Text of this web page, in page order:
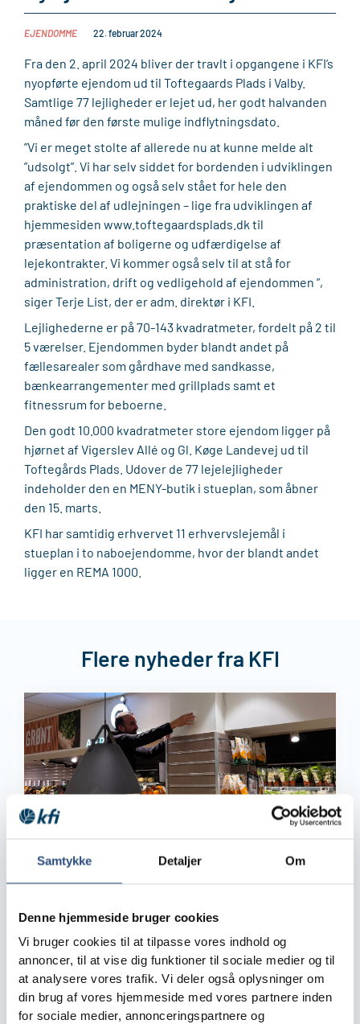
Samtykke Detaljer Om
Denne hjemmeside bruger cookies
Vi bruger cookies til at tilpasse vores indhold og
annoncer, til at vise dig funktioner til sociale medier og til
at analysere vores trafik. Vi deler også oplysninger om
din brug af vores hjemmeside med vores partnere inden
for sociale medier, annonceringspartnere og
EJENDOMME 22. februar 2024
Fra den 2. april 2024 bliver der travlt i opgangene i KFI’s
nyopførte ejendom ud til Toftegaards Plads i Valby.
Samtlige 77 lejligheder er lejet ud, her godt halvanden
måned før den første mulige indflytningsdato.
”Vi er meget stolte af allerede nu at kunne melde alt
”udsolgt”. Vi har selv siddet for bordenden i udviklingen
af ejendommen og også selv stået for hele den
praktiske del af udlejningen – lige fra udviklingen af
hjemmesiden www.toftegaardsplads.dk til
præsentation af boligerne og udfærdigelse af
lejekontrakter. Vi kommer også selv til at stå for
administration, drift og vedligehold af ejendommen ”,
siger Terje List, der er adm. direktør i KFI.
Lejlighederne er på 70-143 kvadratmeter, fordelt på 2 til
5 værelser. Ejendommen byder blandt andet på
fællesarealer som gårdhave med sandkasse,
bænkearrangementer med grillplads samt et
fitnessrum for beboerne.
Den godt 10.000 kvadratmeter store ejendom ligger på
hjørnet af Vigerslev Allé og Gl. Køge Landevej ud til
Toftegårds Plads. Udover de 77 lejelejligheder
indeholder den en MENY-butik i stueplan, som åbner
den 15. marts.
KFI har samtidig erhvervet 11 erhvervslejemål i
stueplan i to naboejendomme, hvor der blandt andet
ligger en REMA 1000.
Flere nyheder fra KFI
KFI LAB
KFI LAB igangsætter pilotprojekt
4. juni 2026
Siden vi lancerede KFI LAB og senere udvalgte de
første løsninger til videre dialog, har vi arbejdet på
næste skridt – at teste ...
Læs mere